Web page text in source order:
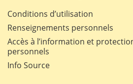
Conditions d’utilisation
Renseignements personnels
Accès à l’information et
personnels
Info Source